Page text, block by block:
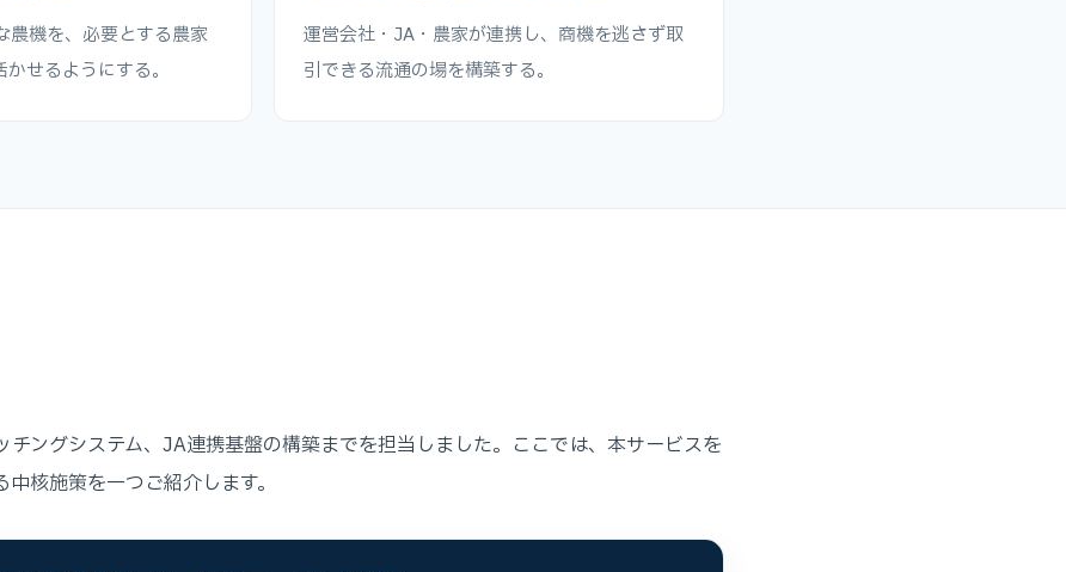
農機を、必要とする農家
せるようにする。
運営会社・JA・農家が連携し、商機を逃さず取
引できる流通の場を構築する。
チングシステム、JA連携基盤の構築までを担当しました。ここでは、本サービスを
核施策を一つご紹介します。